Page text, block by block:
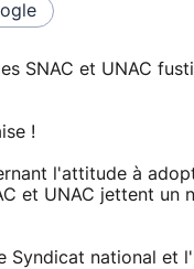
SNAC et UNAC
!
l'attitude à
et UNAC jettent un
Syndicat national et